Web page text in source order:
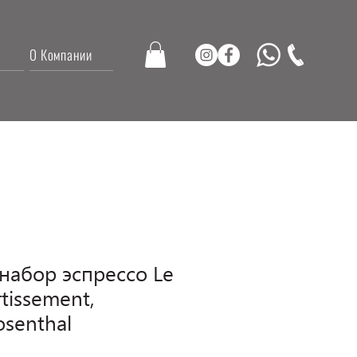
О Компании
эспрессо Le